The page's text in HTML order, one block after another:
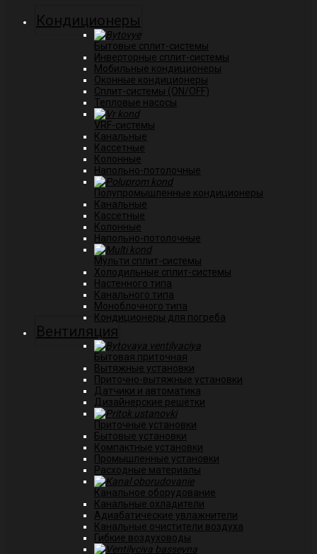
Кондиционеры
Бытовые сплит-системы
Инверторные сплит-системы
Мобильные кондиционеры
Оконные кондиционеры
Сплит-системы (ON/OFF)
Тепловые насосы
VRF-системы
Канальные
Касcетные
Колонные
Напольно-потолочные
Полупромышленные кондиционеры
Канальные
Кассетные
Колонные
Напольно-потолочные
Мульти сплит-системы
Холодильные сплит-системы
Настенного типа
Канального типа
Моноблочного типа
Кондиционеры для погреба
Вентиляция
Бытовая приточная
Вытяжные установки
Приточно-вытяжные установки
Датчики и автоматика
Дизайнерские решётки
Приточные установки
Бытовые установки
Компактные установки
Промышленные установки
Расходные материалы
Канальное оборудование
Канальные охладители
Адиабатические увлажнители
Канальные очистители воздуха
Гибкие воздуховоды